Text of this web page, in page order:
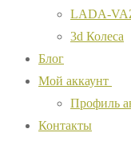
LADA-
3d Колеса
Блог
Мой аккаунт
Профиль
Контакты